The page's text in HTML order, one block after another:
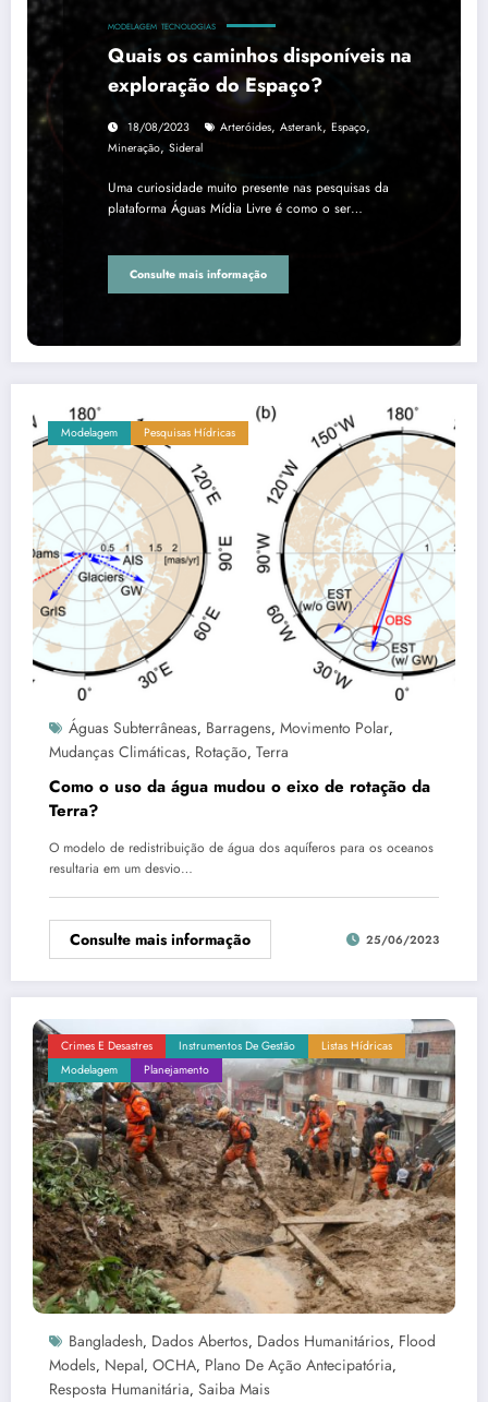
MODELAGEM TECNOLOGIAS
Quais os caminhos disponíveis na
exploração do Espaço?
18/08/2023 Arteróides, Asterank, Espaço,
Mineração, Sideral
Uma curiosidade muito presente nas pesquisas da
plataforma Águas Mídia Livre é como o ser…
Consulte mais informação
Modelagem Pesquisas Hídricas
Águas Subterrâneas, Barragens, Movimento Polar,
Mudanças Climáticas, Rotação, Terra
Como o uso da água mudou o eixo de rotação da
Terra?
O modelo de redistribuição de água dos aquíferos para os oceanos
resultaria em um desvio…
Consulte mais informação 25/06/2023
Crimes E Desastres Instrumentos De Gestão
Listas Hídricas
Modelagem
Planejamento
Bangladesh, Dados Abertos, Dados Humanitários, Flood
Models, Nepal, OCHA, Plano De Ação Antecipatória,
Resposta Humanitária, Saiba Mais